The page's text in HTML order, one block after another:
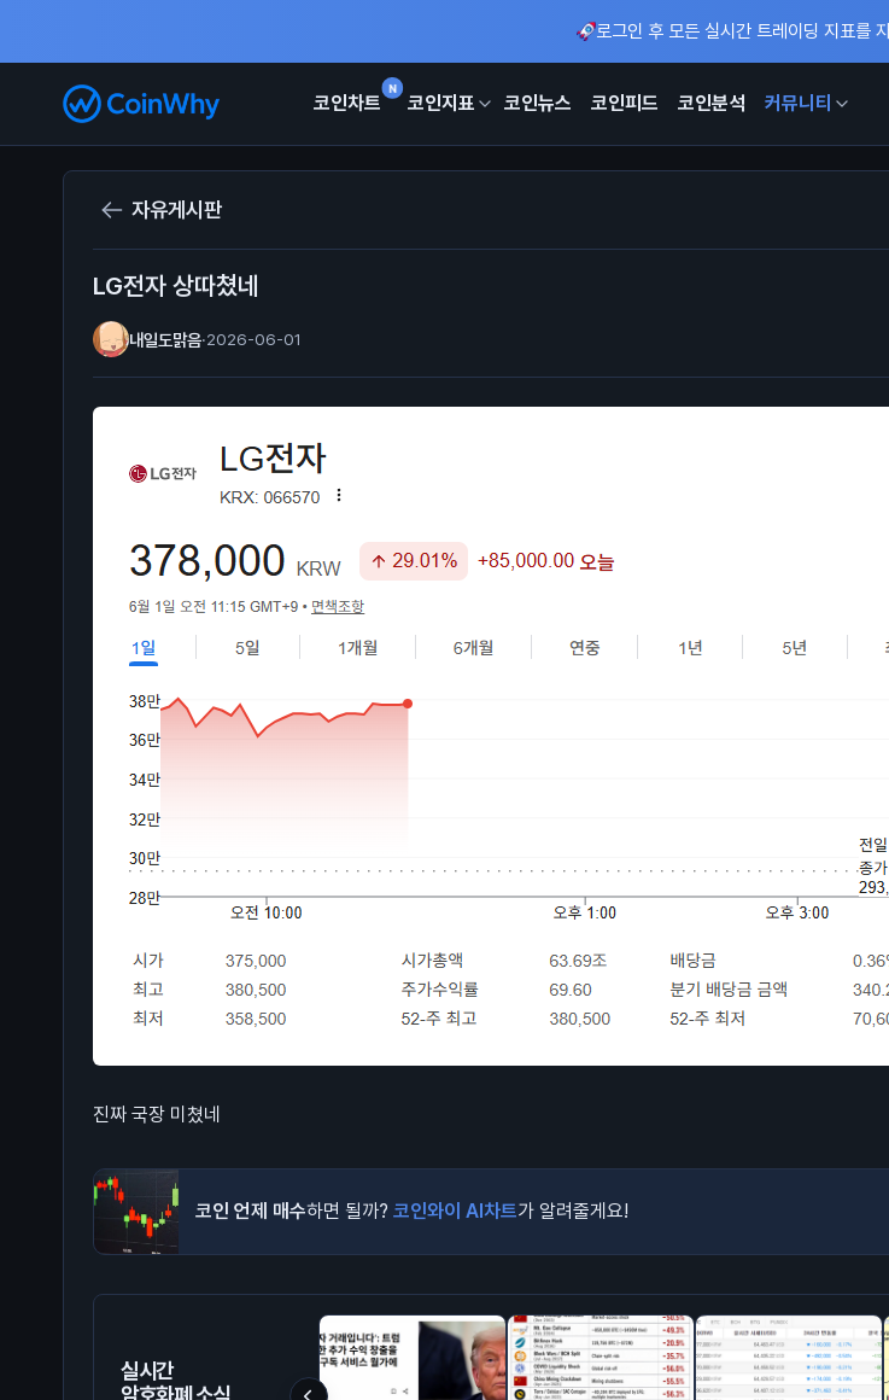
로그인 후 모든 실시간 트레이딩 지표를
N
코인차트 코인지표 코인뉴스 코인피드 코인분석 커뮤니티
자유게시판
LG전자 상따쳤네
내일도맑음·2026-06-01
진짜 국장 미쳤네
코인 언제 매수하면 될까? 코인와이 AI차트가 알려줄게요!
실시간
암호화폐 소식